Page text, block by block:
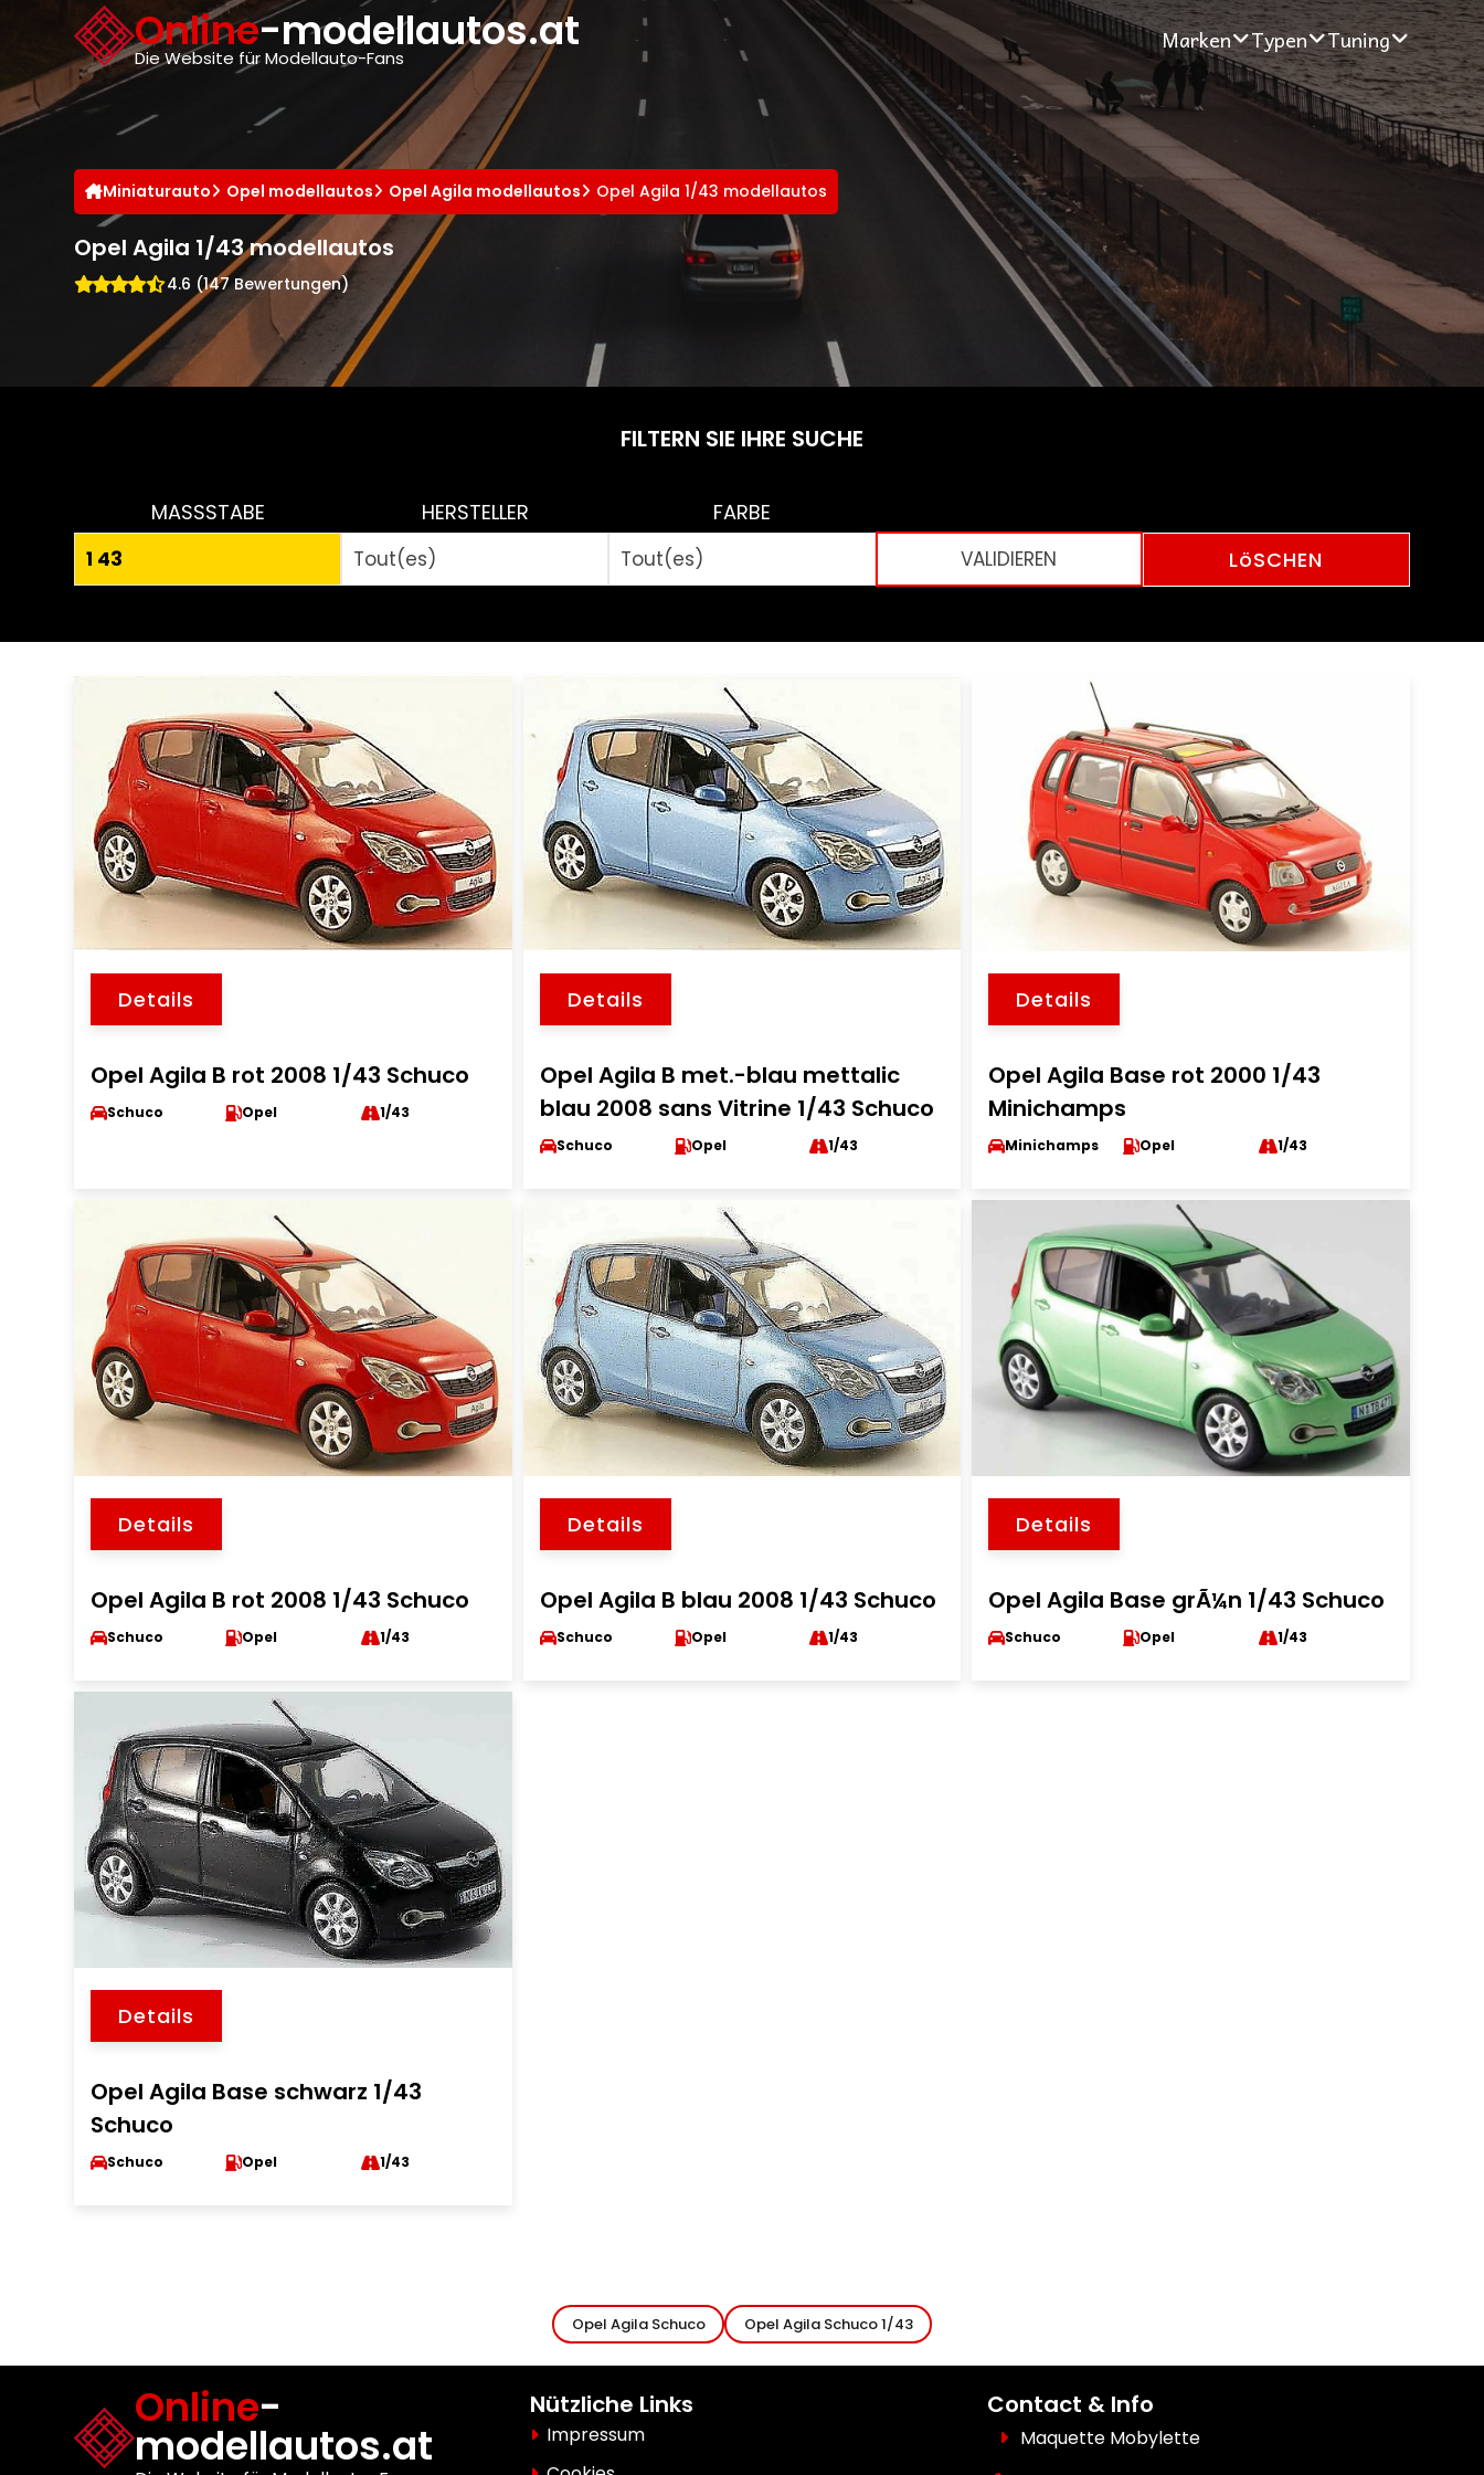
Online-modellautos.at
Die Website für Modellauto-Fans
Marken Typen Tuning
Miniaturauto Opel modellautos Opel Agila modellautos Opel Agila 1/43 modellautos
Opel Agila 1/43 modellautos
4.6 (147 Bewertungen)
FILTERN SIE IHRE SUCHE
MASSSTABE HERSTELLER
FARBE
LöSCHEN
Details
Opel Agila B rot 2008 1/43 Schuco
Schuco Opel 1/43
Details
Opel Agila B met.-blau mettalic
blau 2008 sans Vitrine 1/43 Schuco
Schuco Opel 1/43
Details
Opel Agila Base rot 2000 1/43
Minichamps
Minichamps Opel 1/43
Details
Opel Agila B rot 2008 1/43 Schuco
Schuco Opel 1/43
Details
Opel Agila B blau 2008 1/43 Schuco
Schuco Opel 1/43
Details
Opel Agila Base grÃ¼n 1/43 Schuco
Schuco Opel 1/43
Details
Opel Agila Base schwarz 1/43
Schuco
Schuco Opel 1/43
Opel Agila Schuco Opel Agila Schuco 1/43
Online-
modellautos.at
Nützliche Links
Impressum
Contact & Info
Maquette Mobylette
Cookie-Einstellungen